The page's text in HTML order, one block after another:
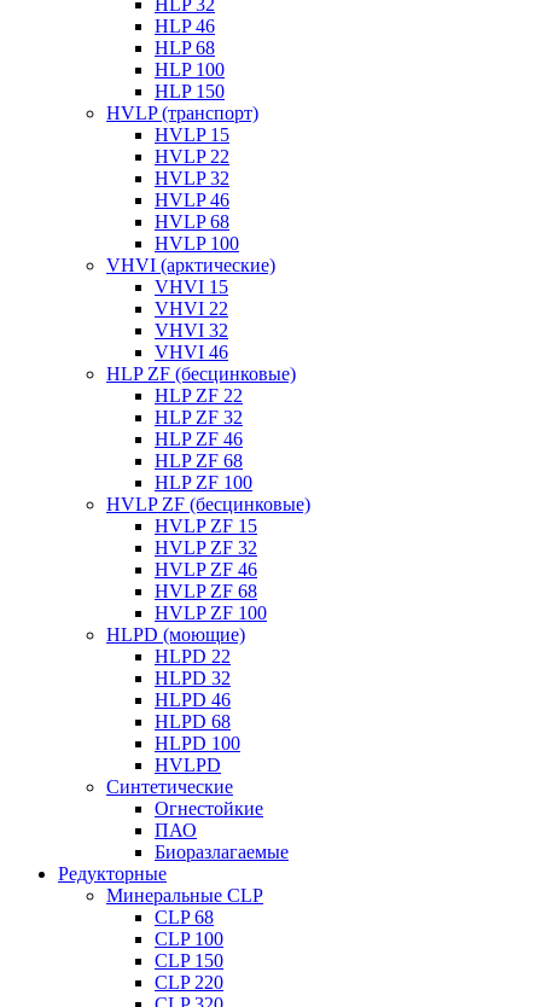
HLP 32
HLP 46
HLP 68
HLP 100
HLP 150
HVLP (транспорт)
HVLP 15
HVLP 22
HVLP 32
HVLP 46
HVLP 68
HVLP 100
VHVI (арктические)
VHVI 15
VHVI 22
VHVI 32
VHVI 46
HLP ZF (бесцинковые)
HLP ZF 22
HLP ZF 32
HLP ZF 46
HLP ZF 68
HLP ZF 100
HVLP ZF (бесцинковые)
HVLP ZF 15
HVLP ZF 32
HVLP ZF 46
HVLP ZF 68
HVLP ZF 100
HLPD (моющие)
HLPD 22
HLPD 32
HLPD 46
HLPD 68
HLPD 100
HVLPD
Синтетические
Огнестойкие
ПАО
Биоразлагаемые
Редукторные
Минеральные CLP
CLP 68
CLP 100
CLP 150
CLP 220